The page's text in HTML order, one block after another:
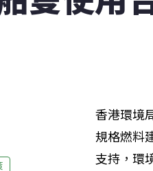
香港環境
規格燃料
支持，環